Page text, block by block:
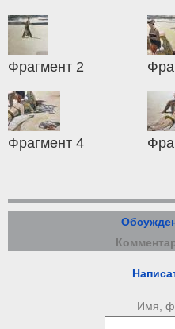
Фрагмент 2
Фрагмент 4
Имя,